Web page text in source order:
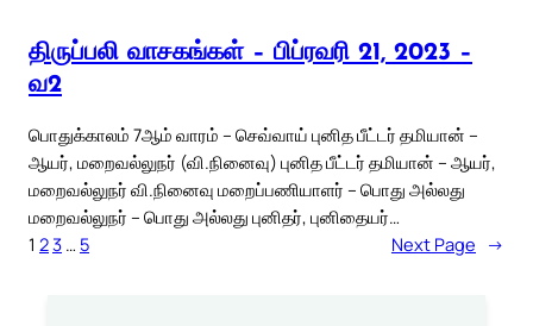
திருப்பலி வாசகங்கள் – பிப்ரவரி 21, 2023 –
வ2
பொதுக்காலம் 7ஆம் வாரம் – செவ்வாய் புனித பீட்டர் தமியான் –
ஆயர், மறைவல்லுநர் (வி.நினைவு) புனித பீட்டர் தமியான் – ஆயர்,
மறைவல்லுநர் வி.நினைவு மறைப்பணியாளர் – பொது அல்லது
மறைவல்லுநர் – பொது அல்லது புனிதர், புனிதையர்…
1 23 … 5 Next Page →